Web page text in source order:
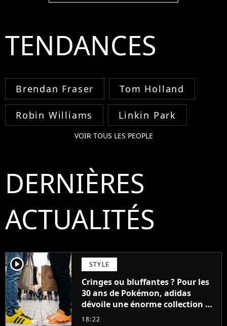
TENDANCES
Brendan Fraser Tom Holland
Robin Williams Linkin Park
VOIR TOUS LES PEOPLE
DERNIÈRES
ACTUALITÉS
player2 STYLE
Cringes ou bluffantes ? Pour les
30 ans de Pokémon, adidas
dévoile une énorme collection de
sneakers et je ne sais pas quoi en
18:22